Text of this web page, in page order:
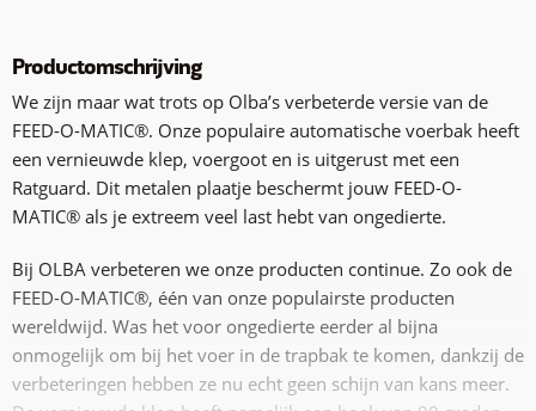
Productomschrijving
We zijn maar wat trots op Olba’s verbeterde versie van de
FEED-O-MATIC®. Onze populaire automatische voerbak heeft
een vernieuwde klep, voergoot en is uitgerust met een
Ratguard. Dit metalen plaatje beschermt jouw FEED-O-
MATIC® als je extreem veel last hebt van ongedierte.
Bij OLBA verbeteren we onze producten continue. Zo ook de
FEED-O-MATIC®, één van onze populairste producten
wereldwijd. Was het voor ongedierte eerder al bijna
onmogelijk om bij het voer in de trapbak te komen, dankzij de
verbeteringen hebben ze nu echt geen schijn van kans meer.